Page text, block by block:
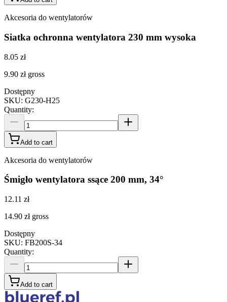
Akcesoria do wentylatorów
Siatka ochronna wentylatora 230 mm wysoka
8.05 zł
9.90 zł gross
Dostępny
SKU: G230-H25
Quantity:
Add to cart
Akcesoria do wentylatorów
Śmigło wentylatora ssące 200 mm, 34°
12.11 zł
14.90 zł gross
Dostępny
SKU: FB200S-34
Quantity:
Add to cart